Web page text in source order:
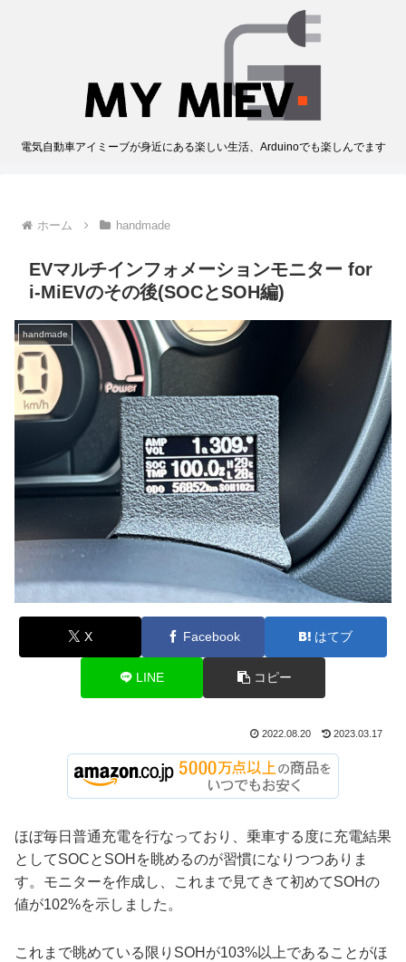
電気自動車アイミーブが身近にある楽しい生活、Arduinoでも楽しんでます
ホーム handmade
EVマルチインフォメーションモニター for
i-MiEVのその後(SOCとSOH編)
handmade
X Facebook はてブ
LINE コピー
2022.08.20 2023.03.17
ほぼ毎日普通充電を行なっており、乗車する度に充電結果
としてSOCとSOHを眺めるのが習慣になりつつありま
す。モニターを作成し、これまで見てきて初めてSOHの
値が102%を示しました。
これまで眺めている限りSOHが103%以上であることがほ